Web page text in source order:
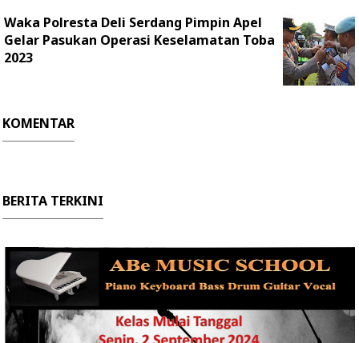
Waka Polresta Deli Serdang Pimpin Apel
Gelar Pasukan Operasi Keselamatan Toba
2023
KOMENTAR
BERITA TERKINI